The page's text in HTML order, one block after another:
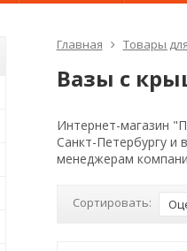
Главная Товары
Вазы с
Интернет-магазин
Санкт-Петербургу
менеджерам
Сортировать: